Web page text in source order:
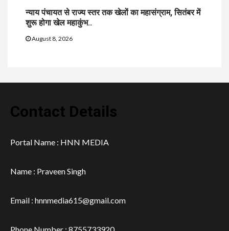
न्याय पंचायत से राज्य स्तर तक खेलों का महासंग्राम, सितंबर में
शुरू होगा खेल महाकुंभ..
August 8, 2026
Contact Details
Portal Name : HNN MEDIA
Name : Praveen Singh
Email : hnnmedia615@gmail.com
Phone Number : 8755733920